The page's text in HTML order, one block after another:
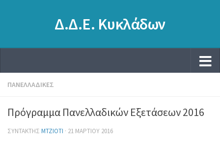
Δ.Δ.Ε. Κυκλάδων
ΠΑΝΕΛΛΑΔΙΚΈΣ
Πρόγραμμα Πανελλαδικών Εξετάσεων 2016
ΣΥΝΤΆΚΤΗΣ MTZIOTI · 21 ΜΑΡΤΊΟΥ 2016